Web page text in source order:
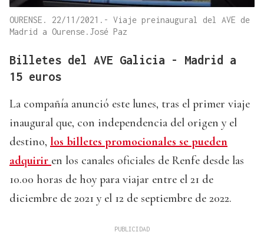
OURENSE. 22/11/2021.- Viaje preinaugural del AVE de
Madrid a Ourense.José Paz
Billetes del AVE Galicia - Madrid a
15 euros
La compañía anunció este lunes, tras el primer viaje
inaugural que, con independencia del origen y el
destino, los billetes promocionales se pueden
adquirir en los canales oficiales de Renfe desde las
10.00 horas de hoy para viajar entre el 21 de
diciembre de 2021 y el 12 de septiembre de 2022.